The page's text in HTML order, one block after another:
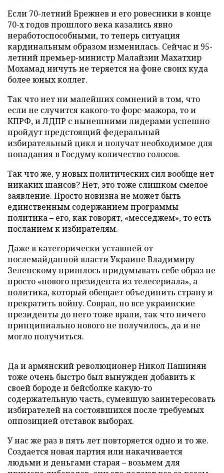
Если 70-летний Брежнев и его ровесники в конце
70-х годов прошлого века казались явно
неработоспособными, то теперь ситуация
кардинальным образом изменилась. Сейчас и 95-
летний премьер-министр Малайзии Махатхир
Мохамад ничуть не теряется на фоне своих куда
более юных коллег.
Так что нет ни малейших сомнений в том, что
если не случится какого-то форс-мажора, то и
КПРФ, и ЛДПР с нынешними лидерами успешно
пройдут предстоящий федеральный
избирательный цикл и получат необходимое для
попадания в Госдуму количество голосов.
Так что же, у новых политических сил вообще нет
никаких шансов? Нет, это тоже слишком смелое
заявление. Просто новизна не может быть
единственным содержанием программы
политика – его, как говорят, «месседжем», то есть
посланием к избирателям.
Даже в категорически уставшей от
послемайданной власти Украине Владимиру
Зеленскому пришлось придумывать себе образ не
просто «нового президента из телесериала», а
политика, который обещает объединить страну и
прекратить войну. Соврал, но все украинские
президенты до него тоже врали, так что ничего
принципиально нового не получилось, да и не
могло получиться.
Да и армянский революционер Никол Пашинян
тоже очень быстро был вынужден добавить к
своей бороде и бейсболке какую-то
содержательную часть, сумевшую заинтересовать
избирателей на состоявшихся после требуемых
оппозицией отставок выборах.
У нас же раз в пять лет повторяется одно и то же.
Создается новая партия или накачивается
людьми и деньгами старая – возьмем для